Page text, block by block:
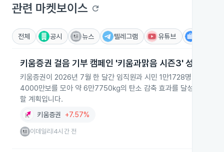
관련 마켓보이스 refresh
전체 공시 뉴스 텔레그램 유튜브
키움증권 걸음 기부 캠페인 '키움과맑음 시즌3' 성과
키움증권이 2026년 7월 한 달간 임직원과 시민 1만1728명이 참여한
4000만보를 모아 약 6만7750㎏의 탄소 감축 효과를 달성했고, 목
할 계획입니다.
키움증권 +7.57%
이데일리 4시간 전